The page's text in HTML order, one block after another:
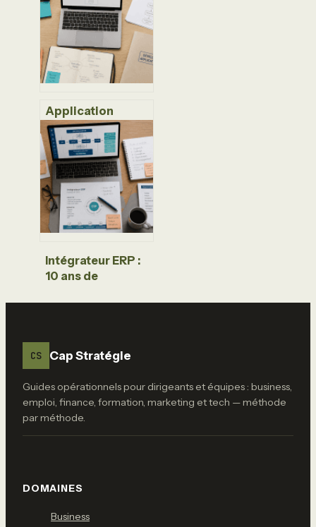
critères de
fiabilité pour
débusquer les
textes générés
par IA
Application
métier sur-
mesure : 3 leviers
pour automatiser
vos processus et
booster la
productivité
Intégrateur ERP :
10 ans de
jeu lors de votre
CS Cap Stratégie
Guides opérationnels pour dirigeants et équipes : business,
emploi, finance, formation, marketing et tech — méthode
par méthode.
DOMAINES
Business